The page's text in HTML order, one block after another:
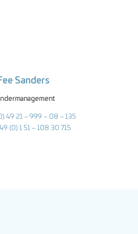
Sanders
49 21 – 999 – 08 – 135
(0) 1 51 – 108 30 715